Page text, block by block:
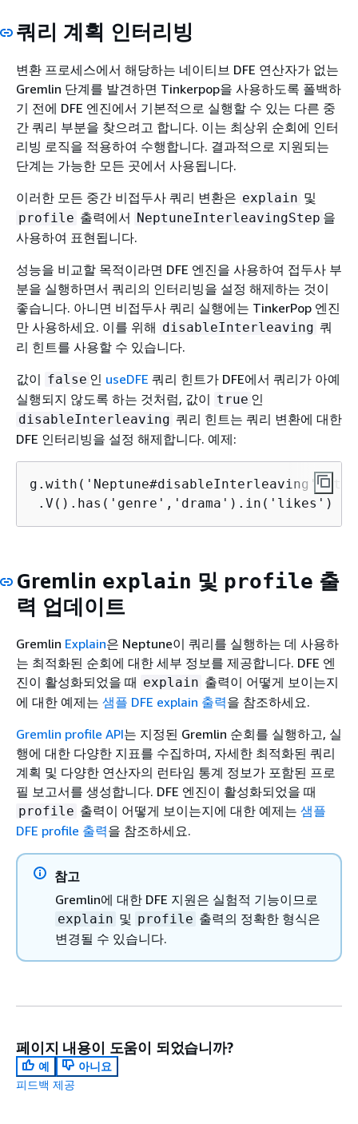
쿼리 계획 인터리빙
변환 프로세스에서 해당하는 네이티브 DFE 연산자가 없는
Gremlin 단계를 발견하면 Tinkerpop을 사용하도록 폴백하
기 전에 DFE 엔진에서 기본적으로 실행할 수 있는 다른 중
간 쿼리 부분을 찾으려고 합니다. 이는 최상위 순회에 인터
리빙 로직을 적용하여 수행합니다. 결과적으로 지원되는
단계는 가능한 모든 곳에서 사용됩니다.
이러한 모든 중간 비접두사 쿼리 변환은 explain 및
profile 출력에서 NeptuneInterleavingStep 을
사용하여 표현됩니다.
성능을 비교할 목적이라면 DFE 엔진을 사용하여 접두사 부
분을 실행하면서 쿼리의 인터리빙을 설정 해제하는 것이
좋습니다. 아니면 비접두사 쿼리 실행에는 TinkerPop 엔진
만 사용하세요. 이를 위해 disableInterleaving 쿼
리 힌트를 사용할 수 있습니다.
값이 false 인 useDFE 쿼리 힌트가 DFE에서 쿼리가 아예
실행되지 않도록 하는 것처럼, 값이 true 인
disableInterleaving 쿼리 힌트는 쿼리 변환에 대한
DFE 인터리빙을 설정 해제합니다. 예제:
g.with('Neptune#disableInterleaving',
.V().has('genre','drama').in('likes')
Gremlin explain 및 profile 출
력 업데이트
Gremlin Explain은 Neptune이 쿼리를 실행하는 데 사용하
는 최적화된 순회에 대한 세부 정보를 제공합니다. DFE 엔
진이 활성화되었을 때 explain 출력이 어떻게 보이는지
에 대한 예제는 샘플 DFE explain 출력을 참조하세요.
Gremlin profile API는 지정된 Gremlin 순회를 실행하고, 실
행에 대한 다양한 지표를 수집하며, 자세한 최적화된 쿼리
계획 및 다양한 연산자의 런타임 통계 정보가 포함된 프로
필 보고서를 생성합니다. DFE 엔진이 활성화되었을 때
profile 출력이 어떻게 보이는지에 대한 예제는 샘플
DFE profile 출력을 참조하세요.
참고
Gremlin에 대한 DFE 지원은 실험적 기능이므로
explain 및 profile 출력의 정확한 형식은
변경될 수 있습니다.
페이지 내용이 도움이 되었습니까?
예
아니요
피드백 제공